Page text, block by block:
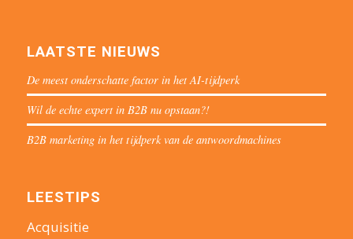
LAATSTE NIEUWS
De meest onderschatte factor in het AI-tijdperk
Wil de echte expert in B2B nu opstaan?!
B2B marketing in het tijdperk van de antwoordmachines
LEESTIPS
Acquisitie